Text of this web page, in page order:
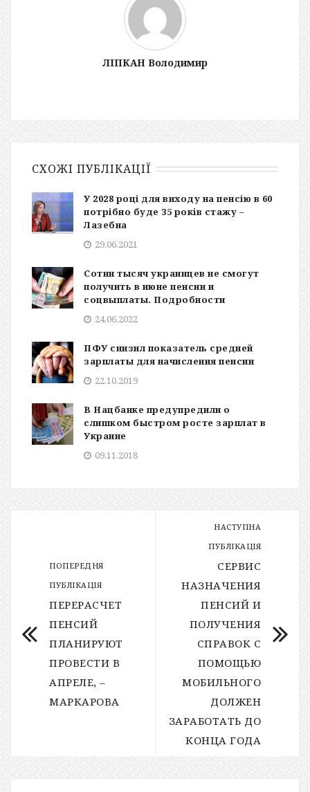
ЛІПКАН Володимир
СХОЖІ ПУБЛІКАЦІЇ
У 2028 році для виходу на пенсію в 60
потрібно буде 35 років стажу –
Лазебна
29.06.2021
Сотни тысяч украинцев не смогут
получить в июне пенсии и
соцвыплаты. Подробности
24.06.2022
ПФУ снизил показатель средней
зарплаты для начисления пенсии
22.10.2019
В Нацбанке предупредили о
слишком быстром росте зарплат в
Украине
09.11.2018
ПОПЕРЕДНЯ
ПУБЛІКАЦІЯ
ПЕРЕРАСЧЕТ
ПЕНСИЙ
ПЛАНИРУЮТ
ПРОВЕСТИ В
АПРЕЛЕ, –
МАРКАРОВА
НАСТУПНА
ПУБЛІКАЦІЯ
СЕРВИС
НАЗНАЧЕНИЯ
ПЕНСИЙ И
ПОЛУЧЕНИЯ
СПРАВОК С
ПОМОЩЬЮ
МОБИЛЬНОГО
ДОЛЖЕН
ЗАРАБОТАТЬ ДО
КОНЦА ГОДА